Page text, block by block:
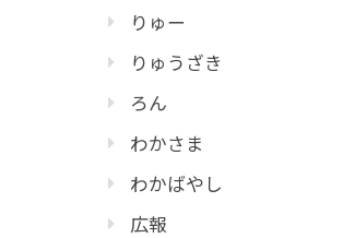
りゅー
りゅうざき
ろん
わかさま
わかばやし
広報